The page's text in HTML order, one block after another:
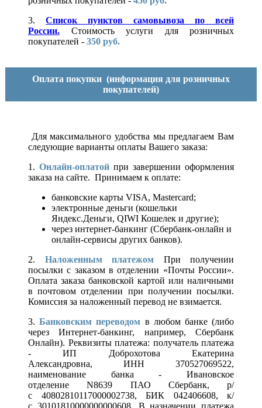
3. Список пунктов самовывоза по всей
России.
Стоимость услуги для розничных
покупателей - 350 руб.
Оплата покупки (информация для розничных
покупателей)
Для максимального удобства мы предлагаем Вам
следующие варианты оплаты Вашего заказа:
1. Онлайн-оплатой при завершении оформления
заказа на сайте. Принимаем к оплате:
банковские карты VISA, Mastercard;
электронные деньги (кошельки
Яндекс.Деньги, QIWI Кошелек и другие);
через интернет-банкинг (Сбербанк-онлайн и
онлайн-сервисы других банков).
2. Наложенным платежом При получении
посылки с заказом в отделении «Почты России».
Оплата заказа банковской картой или наличными
в почтовом отделении при получении посылки.
Комиссия за наложенный перевод не взимается.
3.Банковским переводом в любом банке (либо
через Интернет-банкинг, например, Сбербанк
Онлайн). Реквизиты платежа: получатель платежа
- ИП Доброхотова Екатерина
Александровна, ИНН 370527069522,
наименование банка - Ивановское
отделение N8639 ПАО Сбербанк, р/
с 40802810117000002738, БИК 042406608, к/